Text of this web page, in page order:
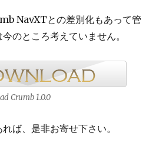
NavXTとの差別化もあって管
のところ考えていません。
Crumb 1.0.0
ば、是非お寄せ下さい。